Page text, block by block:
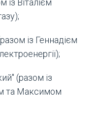
із Віталієм
із Геннадієм
(разом із
та Максимом